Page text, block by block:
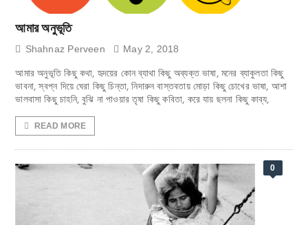
আমার অনুভূতি
Shahnaz Perveen May 2, 2018
আমার অনুভূতি কিছু কথা, হৃদয়ের কোন ব্যাথা কিছু অব্যক্ত ভাষা, মনের ব্যাকুলতা কিছু
ভাবনা, স্বপ্ন দিয়ে ঘেরা কিছু চিন্তা, নিদারুন বাস্তবতায় মোড়া কিছু চোখের ভাষা, আশা
ভালবাসা কিছু চাহনি, বুঝি না পাওয়ার তৃষা কিছু কবিতা, করে যায় ছলনা কিছু কাব্য,
READ MORE
0